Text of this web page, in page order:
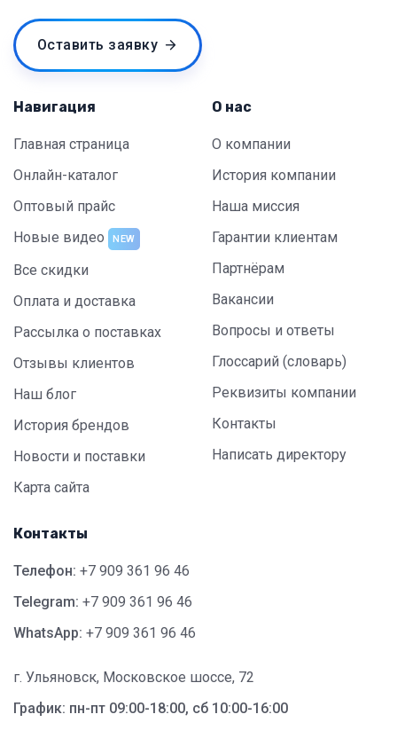
Оставить заявку
Навигация
Главная страница
Онлайн-каталог
Оптовый прайс
Новые видео
NEW
Все скидки
Оплата и доставка
Рассылка о поставках
Отзывы клиентов
Наш блог
История брендов
Новости и поставки
Карта сайта
О нас
О компании
История компании
Наша миссия
Гарантии клиентам
Партнёрам
Вакансии
Вопросы и ответы
Глоссарий (словарь)
Реквизиты компании
Контакты
Написать директору
Контакты
Телефон: +7 909 361 96 46
Telegram: +7 909 361 96 46
WhatsApp: +7 909 361 96 46
г. Ульяновск, Московское шоссе, 72
График: пн-пт 09:00-18:00, сб 10:00-16:00